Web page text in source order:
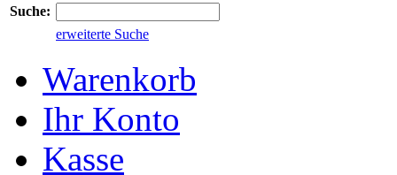
Suche:
erweiterte Suche
Warenkorb
Ihr Konto
Kasse